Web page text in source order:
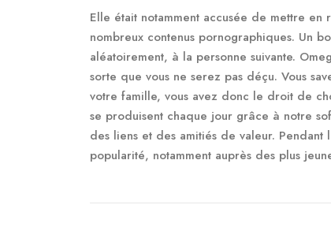
Elle était notamment accusée de mettre
nombreux contenus pornographiques. Un
aléatoirement, à la personne suivante.
sorte que vous ne serez pas déçu. Vous
votre famille, vous avez donc le droit de
se produisent chaque jour grâce à notre
des liens et des amitiés de valeur.
popularité, notamment auprès des plus